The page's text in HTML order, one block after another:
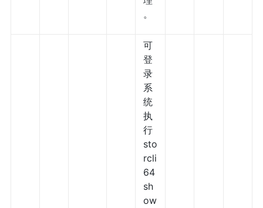
。
可
登
录
系
统
执
行
sto
rcli
64
sh
ow